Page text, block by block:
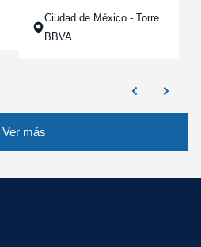
Ciudad de México - Torre
BBVA
Ver más